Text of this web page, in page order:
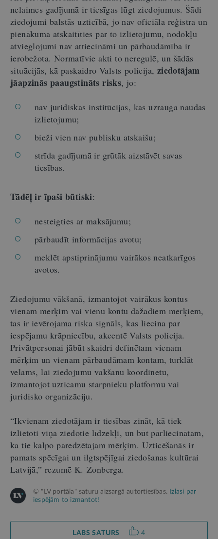
nelaimes gadījumā ir tiesīgas lūgt ziedojumus. Šādi
ziedojumi balstās uzticībā, jo nav oficiāla reģistra un
pienākuma atskaitīties par to izlietojumu, nodokļu
atvieglojumi nav attiecināmi un pārbaudāmība ir
ierobežota. Normatīvie akti to neregulē, un šādās
situācijās, kā paskaidro Valsts policija, ziedotājam
jāapzinās paaugstināts risks, jo:
nav juridiskas institūcijas, kas uzrauga naudas
izlietojumu;
bieži vien nav publisku atskaišu;
strīda gadījumā ir grūtāk aizstāvēt savas
tiesības.
Tādēļ ir īpaši būtiski:
nesteigties ar maksājumu;
pārbaudīt informācijas avotu;
meklēt apstiprinājumu vairākos neatkarīgos
avotos.
Ziedojumu vākšanā, izmantojot vairākus kontus
vienam mērķim vai vienu kontu dažādiem mērķiem,
tas ir ievērojama riska signāls, kas liecina par
iespējamu krāpniecību, akcentē Valsts policija.
Privātpersonai jābūt skaidri definētam vienam
mērķim un vienam pārbaudāmam kontam, turklāt
vēlams, lai ziedojumu vākšanu koordinētu,
izmantojot uzticamu starpnieku platformu vai
juridisko organizāciju.
“Ikvienam ziedotājam ir tiesības zināt, kā tiek
izlietoti viņa ziedotie līdzekļi, un būt pārliecinātam,
ka tie kalpo paredzētajam mērķim. Uzticēšanās ir
pamats spēcīgai un ilgtspējīgai ziedošanas kultūrai
Latvijā,” rezumē K. Zonberga.
© "LV portāla" saturu aizsargā autortiesības.
Izlasi par
iespējām to izmantot!
LABS SATURS 4